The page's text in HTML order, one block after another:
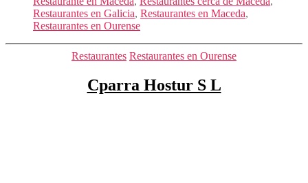
Restaurantes en Galicia, Restaurantes en Maceda,
Restaurantes en Ourense
Categorías
Restaurantes Restaurantes en Ourense
Cparra Hostur S L